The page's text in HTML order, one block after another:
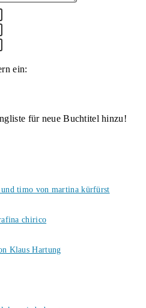
ein:
für neue Buchtitel hinzu!